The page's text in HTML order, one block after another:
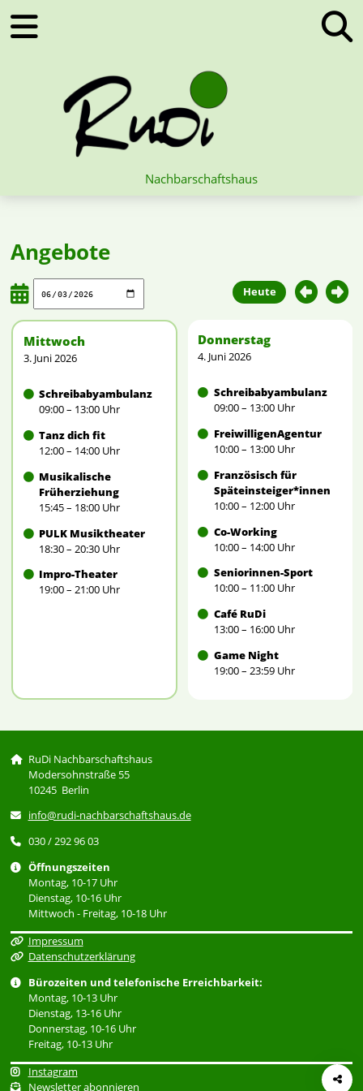
Nachbarschaftshaus
Angebote
Heute
Mittwoch
3. Juni 2026
Schreibabyambulanz
09:00 – 13:00 Uhr
Tanz dich fit
12:00 – 14:00 Uhr
Musikalische
Früherziehung
15:45 – 18:00 Uhr
PULK Musiktheater
18:30 – 20:30 Uhr
Impro-Theater
19:00 – 21:00 Uhr
Donnerstag
4. Juni 2026
Schreibabyambulanz
09:00 – 13:00 Uhr
FreiwilligenAgentur
10:00 – 13:00 Uhr
Französisch für
Späteinsteiger*innen
10:00 – 12:00 Uhr
Co-Working
10:00 – 14:00 Uhr
Seniorinnen-Sport
10:00 – 11:00 Uhr
Café RuDi
13:00 – 16:00 Uhr
Game Night
19:00 – 23:59 Uhr
RuDi Nachbarschaftshaus
Modersohnstraße 55
10245 Berlin
info@rudi-nachbarschaftshaus.de
030 / 292 96 03
Öffnungszeiten
Montag, 10-17 Uhr
Dienstag, 10-16 Uhr
Mittwoch - Freitag, 10-18 Uhr
Impressum
Datenschutzerklärung
Bürozeiten und telefonische Erreichbarkeit:
Montag, 10-13 Uhr
Dienstag, 13-16 Uhr
Donnerstag, 10-16 Uhr
Freitag, 10-13 Uhr
Instagram
Newsletter abonnieren